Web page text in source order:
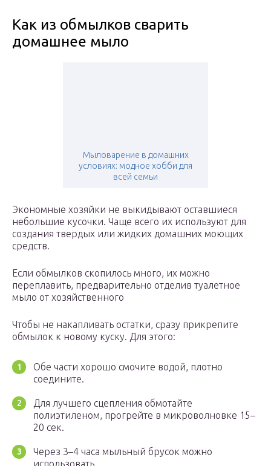
Как из обмылков сварить
домашнее мыло
Мыловарение в домашних
условиях: модное хобби для
всей семьи
Экономные хозяйки не выкидывают оставшиеся
небольшие кусочки. Чаще всего их используют для
создания твердых или жидких домашних моющих
средств.
Если обмылков скопилось много, их можно
переплавить, предварительно отделив туалетное
мыло от хозяйственного
Чтобы не накапливать остатки, сразу прикрепите
обмылок к новому куску. Для этого:
Обе части хорошо смочите водой, плотно
соедините.
Для лучшего сцепления обмотайте
полиэтиленом, прогрейте в микроволновке 15–
20 сек.
Через 3–4 часа мыльный брусок можно
использовать.